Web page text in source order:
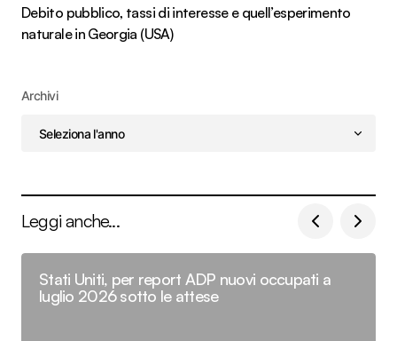
Debito pubblico, tassi di interesse e quell’esperimento
naturale in Georgia (USA)
Archivi
Leggi anche...
Stati Uniti, per report ADP nuovi occupati a
luglio 2026 sotto le attese